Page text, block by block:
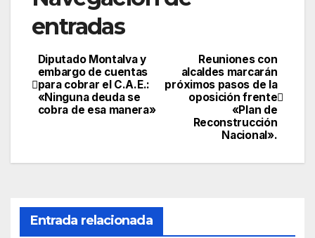
entradas
Reuniones con
alcaldes marcarán
próximos pasos de la
oposición frente
«Plan de
Reconstrucción
Nacional».
Diputado Montalva y
embargo de cuentas
para cobrar el C.A.E.:
«Ninguna deuda se
cobra de esa manera»
Entrada relacionada